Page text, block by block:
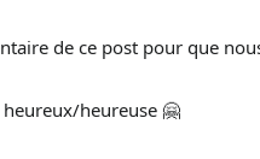
de ce post pour que
heureuse 🤗